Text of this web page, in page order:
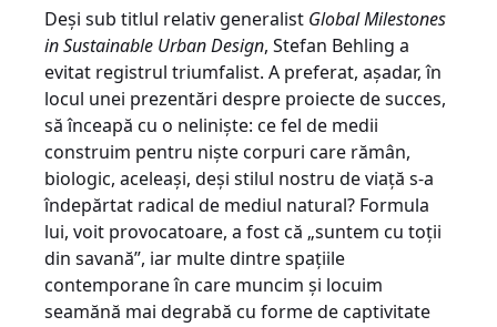
Deși sub titlul relativ generalist Global Milestones
in Sustainable Urban Design, Stefan Behling a
evitat registrul triumfalist. A preferat, așadar, în
locul unei prezentări despre proiecte de succes,
să înceapă cu o neliniște: ce fel de medii
construim pentru niște corpuri care rămân,
biologic, aceleași, deși stilul nostru de viață s-a
îndepărtat radical de mediul natural? Formula
lui, voit provocatoare, a fost că „suntem cu toții
din savană”, iar multe dintre spațiile
contemporane în care muncim și locuim
seamănă mai degrabă cu forme de captivitate